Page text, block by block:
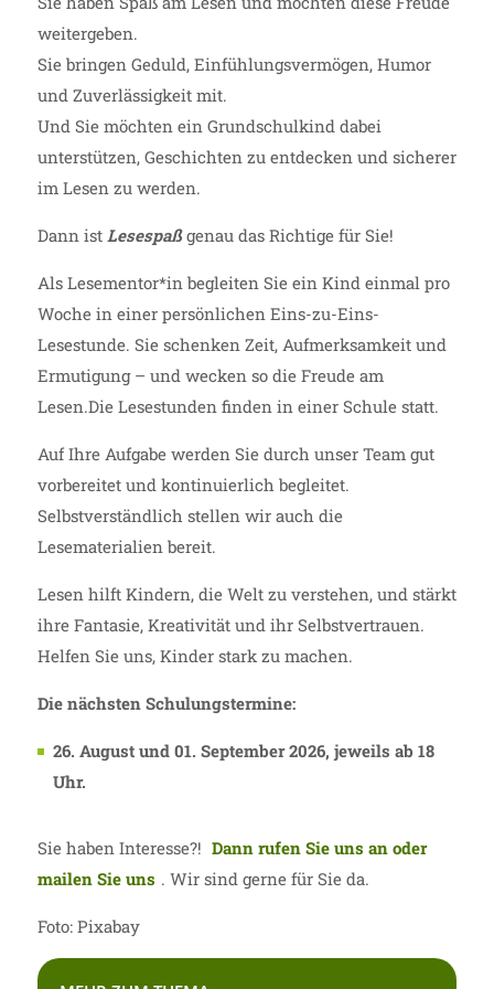
weitergeben.
Sie bringen Geduld, Einfühlungsvermögen, Humor
und Zuverlässigkeit mit.
Und Sie möchten ein Grundschulkind dabei
unterstützen, Geschichten zu entdecken und sicherer
im Lesen zu werden.
Dann ist Lesespaßgenau das Richtige für Sie!
Als Lesementor*in begleiten Sie ein Kind einmal pro
Woche in einer persönlichen Eins-zu-Eins-
Lesestunde. Sie schenken Zeit, Aufmerksamkeit und
Ermutigung – und wecken so die Freude am
Lesen.Die Lesestunden finden in einer Schule statt.
Auf Ihre Aufgabe werden Sie durch unser Team gut
vorbereitet und kontinuierlich begleitet.
Selbstverständlich stellen wir auch die
Lesematerialien bereit.
Lesen hilft Kindern, die Welt zu verstehen, und stärkt
ihre Fantasie, Kreativität und ihr Selbstvertrauen.
Helfen Sie uns, Kinder stark zu machen.
Die nächsten Schulungstermine:
26. August und 01. September 2026, jeweils ab 18
Uhr.
Sie haben Interesse?! Dann rufen Sie uns an oder
mailen Sie uns . Wir sind gerne für Sie da.
Foto: Pixabay